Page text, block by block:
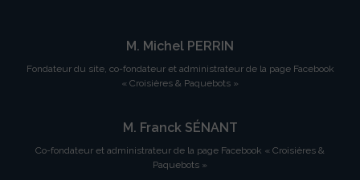
M. Michel PERRIN
Fondateur du site, co-fondateur et administrateur de la page Facebook
« Croisières & Paquebots »
M. Franck SÉNANT
Co-fondateur et administrateur de la page Facebook « Croisières &
Paquebots »